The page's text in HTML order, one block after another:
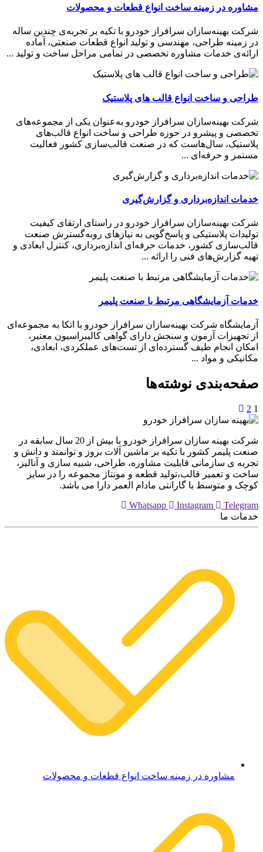
مشاوره در زمینه ساخت انواع قطعات و محصولات
شرکت بهینه‌سازان سرافراز خودرو با تکیه بر تجربه‌ی چندین ساله
در زمینه طراحی، مهندسی و تولید انواع قطعات صنعتی، آماده
ارائه‌ی خدمات مشاوره تخصصی در تمامی مراحل ساخت و تولید ...
طراحی و ساخت انواع قالب های پلاستیک
شرکت بهینه‌سازان سرافراز خودرو به‌عنوان یکی از مجموعه‌های
تخصصی و پیشرو در حوزه طراحی و ساخت انواع قالب‌های
پلاستیک، سال‌هاست که در صنعت قالب‌سازی کشور فعالیت
مستمر و حرفه‌ای ...
خدمات اندازه‌برداری و گزارش‌گیری
شرکت بهینه‌سازان سرافراز خودرو در راستای ارتقای کیفیت
تولیدات پلاستیکی و پاسخ‌گویی به نیازهای رو‌به‌گسترش صنعت
قالب‌سازی کشور، خدمات حرفه‌ای اندازه‌برداری، کنترل ابعادی و
تهیه گزارش‌های فنی را ارائه ...
خدمات آزمایشگاهی مرتبط با صنعت پلیمر
آزمایشگاه شرکت بهینه‌سازان سرافراز خودرو با اتکا به مجموعه‌ای
از تجهیزات آزمون و سنجش دارای گواهی کالیبراسیون معتبر،
امکان انجام طیف گسترده‌ای از تست‌های عملکردی، ابعادی،
مکانیکی و مواد ...
صفحه‌بندی نوشته‌ها
1
2
شرکت بهینه سازان سرافراز خودرو با بیش از 20 سال سابقه در
صنعت پلیمر کشور با تکیه بر ماشین آلات بروز و توانمند و دانش و
تجربه ی سازمانی قابلیت مشاوره، طراحی، شبیه سازی و آنالیز،
ساخت و تعمیر قالب،تولید قطعه و مونتاژ مجموعه را در سایز
کوچک و متوسط با گارانتی مادام العمر دارا می باشد.
Whatsapp
Instagram
Telegram
خدمات ما
مشاوره در زمینه ساخت انواع قطعات و محصولات